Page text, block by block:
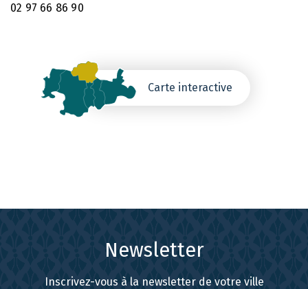
02 97 66 86 90
Carte interactive
Newsletter
Inscrivez-vous à la newsletter de votre ville